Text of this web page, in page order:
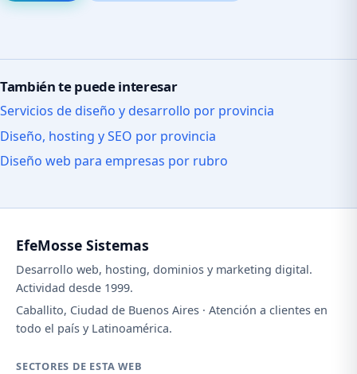
También te puede interesar
Servicios de diseño y desarrollo por provincia
Diseño, hosting y SEO por provincia
Diseño web para empresas por rubro
EfeMosse Sistemas
Desarrollo web, hosting, dominios y marketing digital.
Actividad desde 1999.
Caballito, Ciudad de Buenos Aires · Atención a clientes en
todo el país y Latinoamérica.
SECTORES DE ESTA WEB